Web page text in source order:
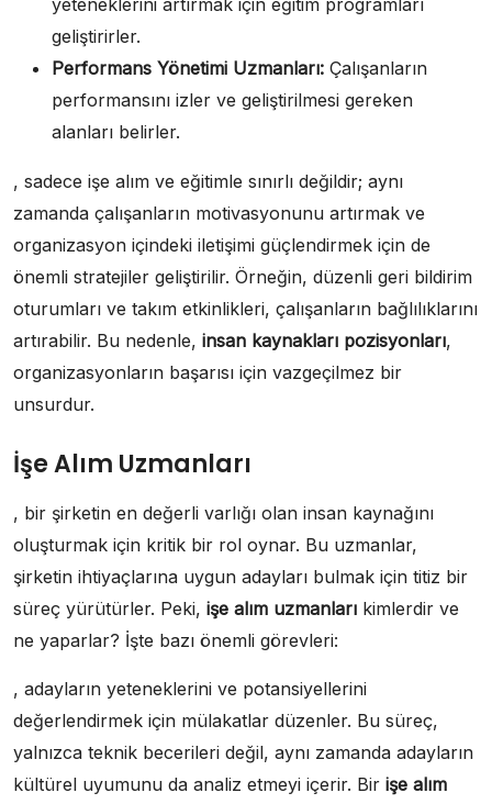
yeteneklerini artırmak için eğitim programları
geliştirirler.
Performans Yönetimi Uzmanları: Çalışanların
performansını izler ve geliştirilmesi gereken
alanları belirler.
, sadece işe alım ve eğitimle sınırlı değildir; aynı
zamanda çalışanların motivasyonunu artırmak ve
organizasyon içindeki iletişimi güçlendirmek için de
önemli stratejiler geliştirilir. Örneğin, düzenli geri bildirim
oturumları ve takım etkinlikleri, çalışanların bağlılıklarını
artırabilir. Bu nedenle, insan kaynakları pozisyonları,
organizasyonların başarısı için vazgeçilmez bir
unsurdur.
İşe Alım Uzmanları
, bir şirketin en değerli varlığı olan insan kaynağını
oluşturmak için kritik bir rol oynar. Bu uzmanlar,
şirketin ihtiyaçlarına uygun adayları bulmak için titiz bir
süreç yürütürler. Peki, işe alım uzmanları kimlerdir ve
ne yaparlar? İşte bazı önemli görevleri:
, adayların yeteneklerini ve potansiyellerini
değerlendirmek için mülakatlar düzenler. Bu süreç,
yalnızca teknik becerileri değil, aynı zamanda adayların
kültürel uyumunu da analiz etmeyi içerir. Bir işe alım